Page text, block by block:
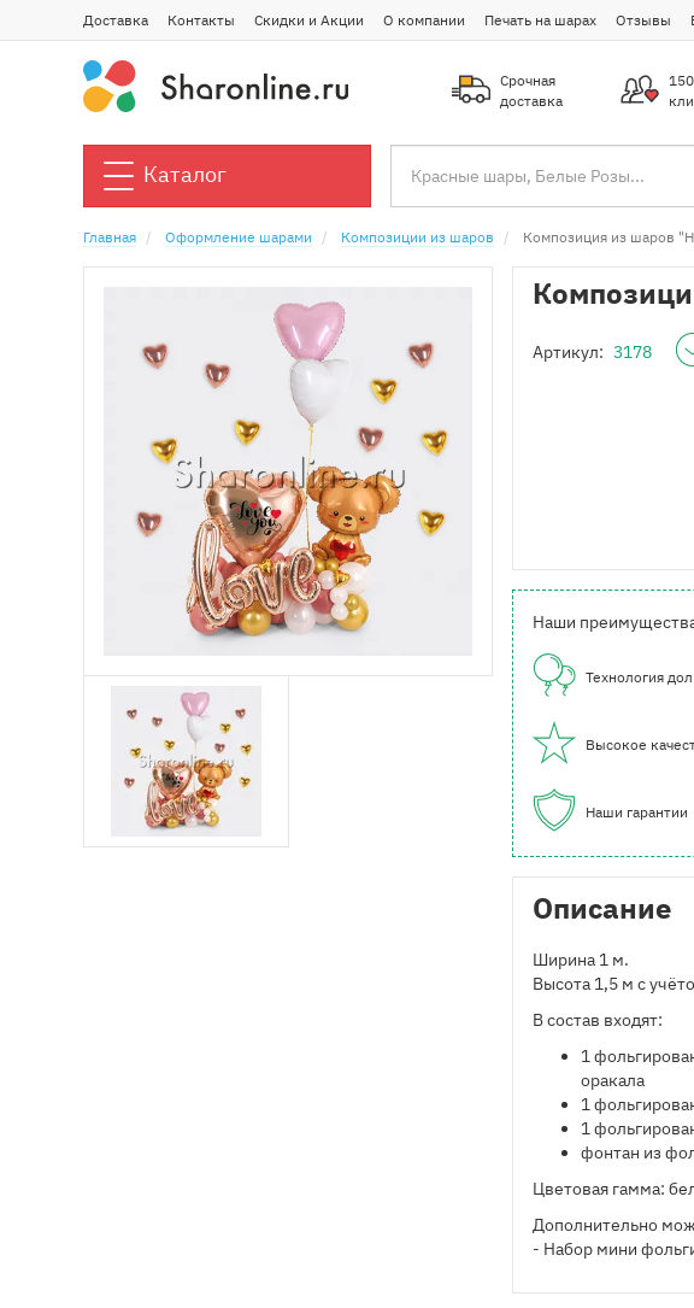
Доставка Контакты Скидки и Акции О компании Печать на шарах Отзывы
Срочная
доставка
Каталог
Главная Оформление шарами Композиции из шаров Композиция из шаров
Артикул: 3178
Наши
Технология
Высокое
Наши гарантии
Описание
Ширина 1 м.
Высота 1,5 м с
В состав входят:
1
оракала
1
1
фонтан из
Цветовая гамма:
Дополнительно
- Набор мини